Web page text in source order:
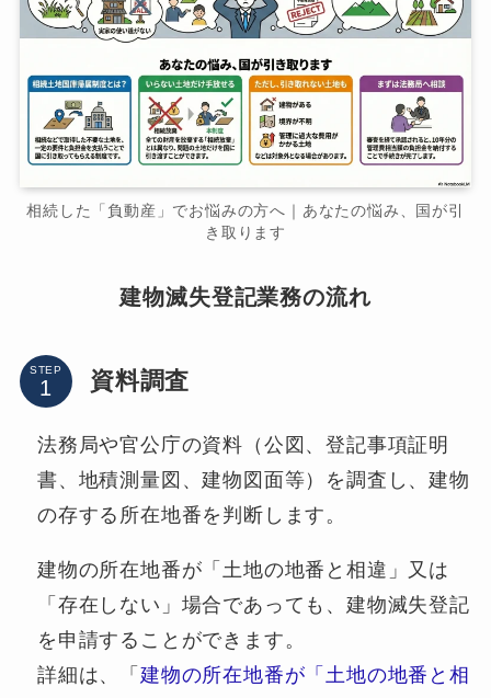
相続した「負動産」でお悩みの方へ｜あなたの悩み、国が引
き取ります
建物滅失登記業務の流れ
STEP 資料調査
法務局や官公庁の資料（公図、登記事項証明
書、地積測量図、建物図面等）を調査し、建物
の存する所在地番を判断します。
建物の所在地番が「土地の地番と相違」又は
「存在しない」場合であっても、建物滅失登記
を申請することができます。
詳細は、「 建物の所在地番が「土地の地番と相